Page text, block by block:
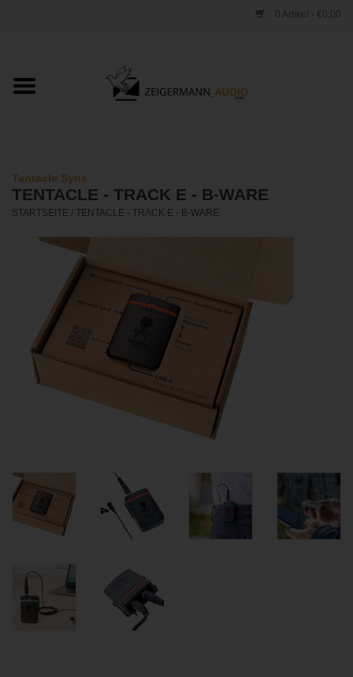
0 Artikel - €0,00
Startseite
VERTRIEB
WERKSTATT
KONTAKT
BLOG
Tentacle Sync
TENTACLE - TRACK E - B-WARE
STARTSEITE /TENTACLE - TRACK E - B-WARE